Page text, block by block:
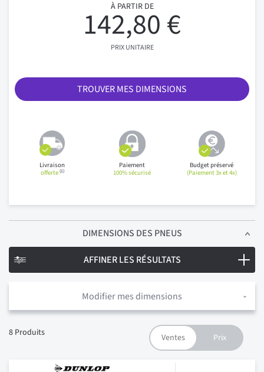
À PARTIR DE
142,80 €
PRIX UNITAIRE
TROUVER MES DIMENSIONS
Livraison
offerte(1)
Paiement
100% sécurisé
Budget préservé
(Paiement 3x et 4x)
DIMENSIONS DES PNEUS
Modifier mes dimensions
8 Produits
AFFINER LES RÉSULTATS